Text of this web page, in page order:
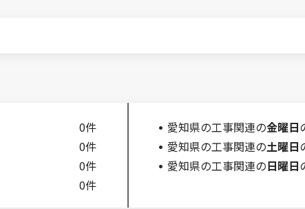
0件 愛知県の工事関連の金曜日
0件 愛知県の工事関連の土曜日
0件 愛知県の工事関連の日曜日
0件